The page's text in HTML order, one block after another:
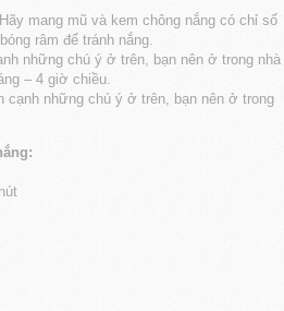
mang mũ và kem chông nắng có chỉ số
râm để tránh nắng.
những chú ý ở trên, bạn nên ở trong nhà
– 4 giờ chiều.
những chú ý ở trên, bạn nên ở trong